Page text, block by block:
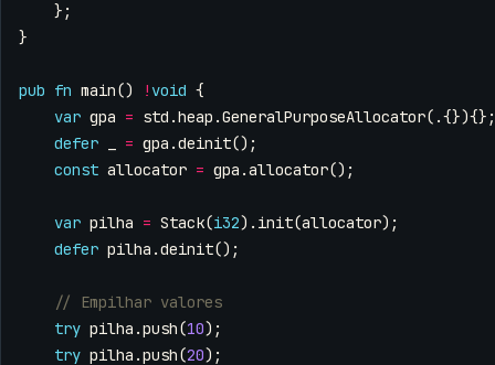
};
}
pub fn main() ! void {
var gpa = std .heap .GeneralPurposeAllocator(.{}){};
defer
= gpa .deinit();
const allocator = gpa .allocator();
var pilha = Stack(i32). init(allocator);
defer pilha .deinit();
try pilha .push(10);
try pilha .push(20);